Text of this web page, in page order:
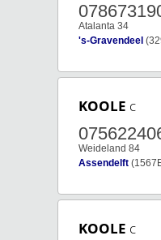
Atalanta 34
's-Gravendeel
KOOLE c
Weideland 84
Assendelft
KOOLE c